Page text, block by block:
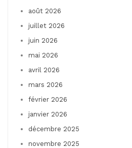
août 2026
juillet 2026
juin 2026
mai 2026
avril 2026
mars 2026
février 2026
janvier 2026
décembre 2025
novembre 2025